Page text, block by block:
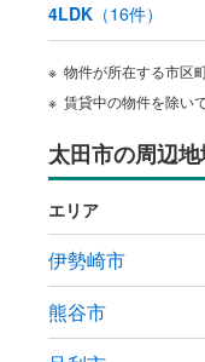
4LDK （16件）
物件が所在する市区
賃貸中の物件を除い
太田市の周辺
エリア
伊勢崎市
熊谷市